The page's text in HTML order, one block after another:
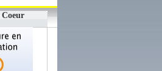
Coeur